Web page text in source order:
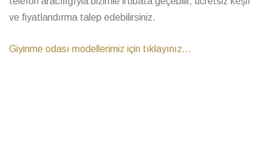
ve fiyatlandırma talep edebilirsiniz.
Giyinme odası modellerimiz için tıklayınız...